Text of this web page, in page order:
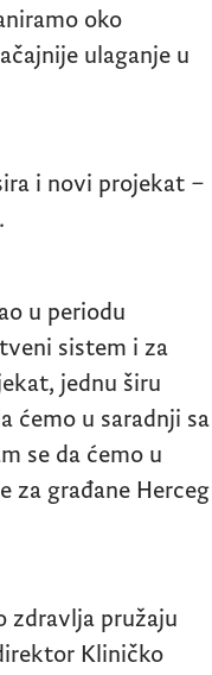
oko
ulaganje u
i novi projekat –
u periodu
sistem i za
jednu širu
ćemo u saradnji sa
se da ćemo u
za građane Herceg
zdravlja pružaju
Kliničko